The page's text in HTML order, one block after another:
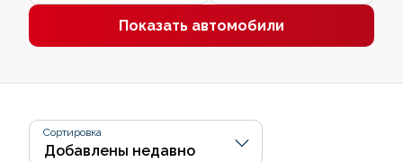
Показать автомобили
Сортировка